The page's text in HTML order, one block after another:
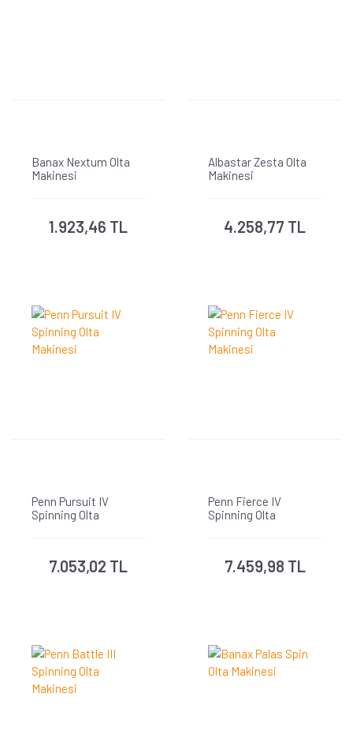
Banax Nextum Olta
Makinesi
1.923,46 TL
Albastar Zesta Olta
Makinesi
4.258,77 TL
Penn Pursuit IV
Spinning Olta
7.053,02 TL
Penn Fierce IV
Spinning Olta
7.459,98 TL